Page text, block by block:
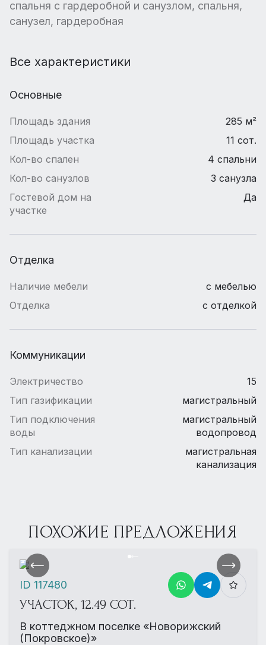
спальня с гардеробной и санузлом, спальня,
санузел, гардеробная
Все характеристики
Основные
Площадь здания
285 м²
Площадь участка
11 сот.
Кол-во спален
4 спальни
Кол-во санузлов
3 санузла
Гостевой дом на
участке
Да
Отделка
Наличие мебели
с мебелью
Отделка
с отделкой
Коммуникации
Электричество
15
Тип газификации
магистральный
Тип подключения
воды
магистральный
водопровод
Тип канализации
магистральная
канализация
ПОХОЖИЕ ПРЕДЛОЖЕНИЯ
УЧАСТОК, 12.49 СОТ.
В коттеджном поселке «Новорижский
(Покровское)»
ID 117480